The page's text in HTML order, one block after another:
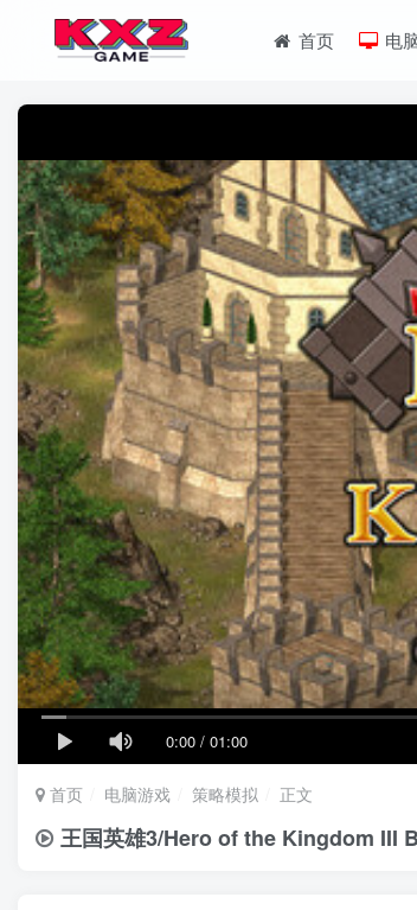
首页 电
0:00 / 01:00
首页 电脑游戏 策略模拟 正文
王国英雄3/Hero of the Kingdom III